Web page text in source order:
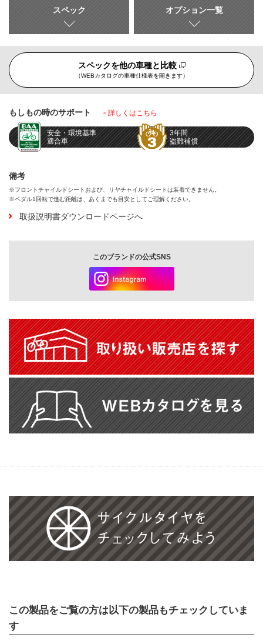
スペック オプション一覧
スペックを他の車種と比較
（WEBカタログの車種仕様表を開きます）
もしもの時のサポート 詳しくはこちら
安全・環境基準
適合車
3年間
盗難補償
備考
※フロントチャイルドシートおよび、リヤチャイルドシートは装着できません。
※ペダル1回転で進む距離は、あくまでも目安としてご理解ください。
取扱説明書ダウンロードページへ
このブランドの公式SNS
この製品をご覧の方は以下の製品もチェックしていま
す